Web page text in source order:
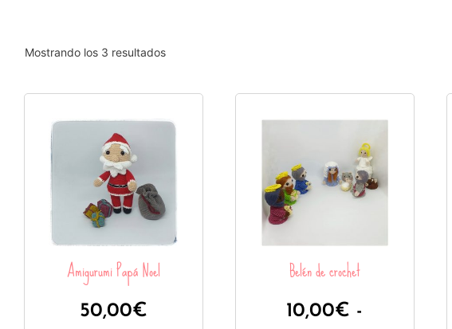
Mostrando los 3 resultados
Amigurumi Papá Noel
50,00€
Belén de crochet
10,00€ -